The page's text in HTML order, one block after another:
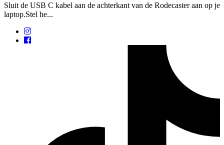
Sluit de USB C kabel aan de achterkant van de Rodecaster aan op je
laptop.Stel he...